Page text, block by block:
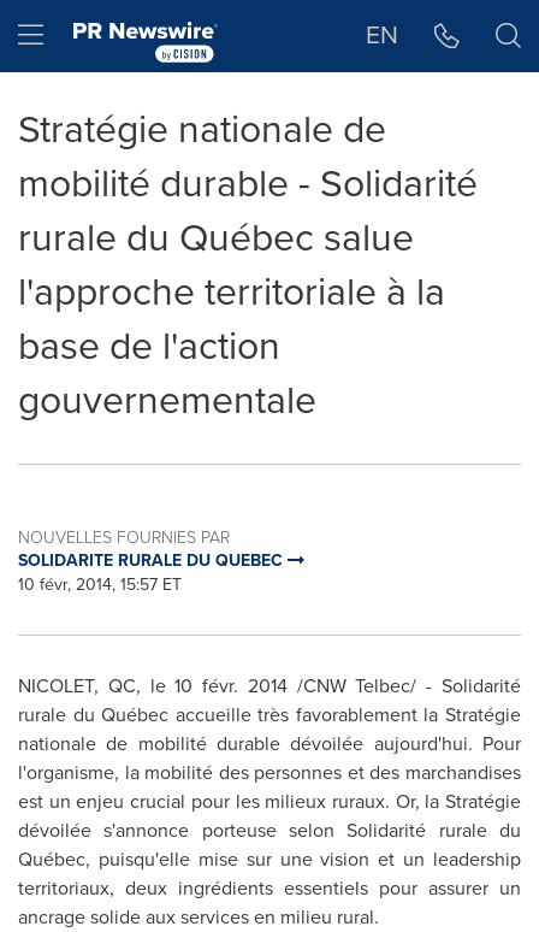
Hamburger menu EN
Stratégie nationale de
mobilité durable - Solidarité
rurale du Québec salue
l'approche territoriale à la
base de l'action
gouvernementale
NOUVELLES FOURNIES PAR
SOLIDARITE RURALE DU QUEBEC
10 févr, 2014, 15:57 ET
NICOLET, QC, le 10 févr. 2014 /CNW Telbec/ - Solidarité
rurale du Québec accueille très favorablement la Stratégie
nationale de mobilité durable dévoilée aujourd'hui. Pour
l'organisme, la mobilité des personnes et des marchandises
est un enjeu crucial pour les milieux ruraux. Or, la Stratégie
dévoilée s'annonce porteuse selon Solidarité rurale du
Québec, puisqu'elle mise sur une vision et un leadership
territoriaux, deux ingrédients essentiels pour assurer un
ancrage solide aux services en milieu rural.